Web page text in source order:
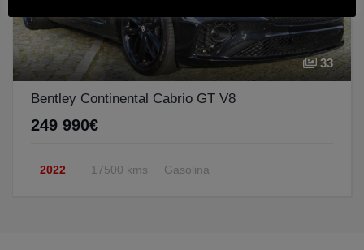
33
Bentley Continental Cabrio GT V8
249 990€
2022 17500 kms Gasolina